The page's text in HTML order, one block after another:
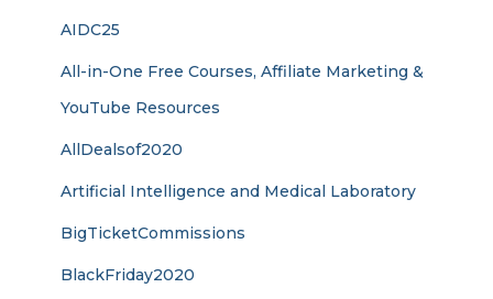
AIDC25
All-in-One Free Courses, Affiliate Marketing &
YouTube Resources
AllDealsof2020
Artificial Intelligence and Medical Laboratory
BigTicketCommissions
BlackFriday2020